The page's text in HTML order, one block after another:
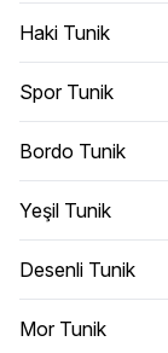
Haki Tunik
Spor Tunik
Bordo Tunik
Yeşil Tunik
Desenli Tunik
Mor Tunik